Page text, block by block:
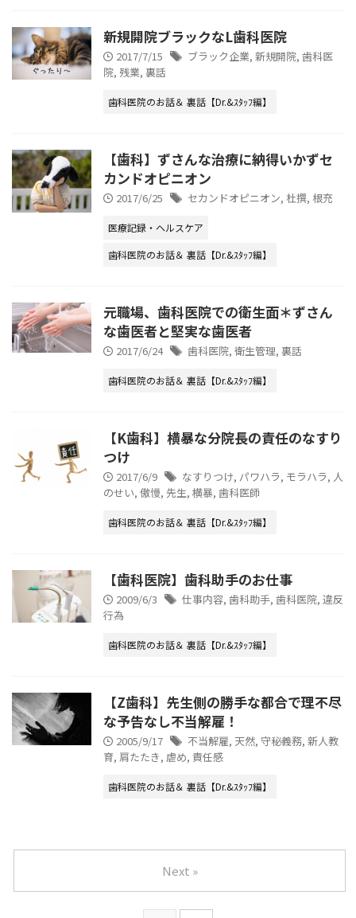
新規開院ブラックなL歯科医院
2017/7/15 ブラック企業, 新規開院, 歯科医
院, 残業, 裏話
歯科医院のお話＆ 裏話【Dr.&ｽﾀｯﾌ編】
【歯科】ずさんな治療に納得いかずセ
カンドオピニオン
2017/6/25 セカンドオピニオン, 杜撰, 根充
医療記録・ヘルスケア
歯科医院のお話＆ 裏話【Dr.&ｽﾀｯﾌ編】
元職場、歯科医院での衛生面＊ずさん
な歯医者と堅実な歯医者
2017/6/24 歯科医院, 衛生管理, 裏話
歯科医院のお話＆ 裏話【Dr.&ｽﾀｯﾌ編】
【K歯科】横暴な分院長の責任のなすり
つけ
2017/6/9 なすりつけ, パワハラ, モラハラ, 人
のせい, 傲慢, 先生, 横暴, 歯科医師
歯科医院のお話＆ 裏話【Dr.&ｽﾀｯﾌ編】
【歯科医院】歯科助手のお仕事
2009/6/3 仕事内容, 歯科助手, 歯科医院, 違反
行為
歯科医院のお話＆ 裏話【Dr.&ｽﾀｯﾌ編】
【Z歯科】先生側の勝手な都合で理不尽
な予告なし不当解雇！
2005/9/17 不当解雇, 天然, 守秘義務, 新人教
育, 肩たたき, 虐め, 責任感
歯科医院のお話＆ 裏話【Dr.&ｽﾀｯﾌ編】
Next »